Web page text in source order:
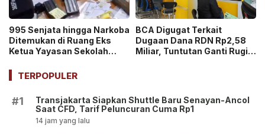
995 Senjata hingga Narkoba
Ditemukan di Ruang Eks
Ketua Yayasan Sekolah
Ekskul Menembak!
BCA Digugat Terkait
Dugaan Dana RDN Rp2,58
Miliar, Tuntutan Ganti Rugi
TERPOPULER
#1
Transjakarta Siapkan Shuttle Baru Senayan-Ancol
Saat CFD, Tarif Peluncuran Cuma Rp1
14 jam yang lalu